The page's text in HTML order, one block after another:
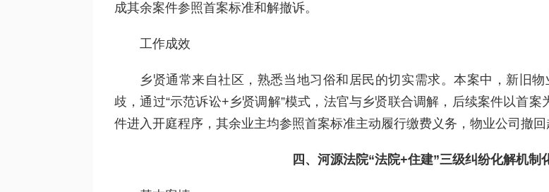
成其余案件参照首案标准和解撤诉。
工作成效
乡贤通常来自社区，熟悉当地习俗和居民的切实需求。本案中，新旧
歧，通过“示范诉讼+乡贤调解”模式，法官与乡贤联合调解，后续案件以首
件进入开庭程序，其余业主均参照首案标准主动履行缴费义务，物业公司撤回
四、河源法院“法院+住建”三级纠纷化解机制